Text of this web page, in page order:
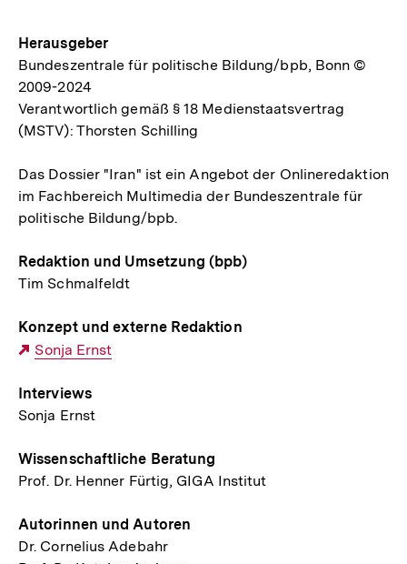
Herausgeber
Bundeszentrale für politische Bildung/bpb, Bonn ©
2009-2024
Verantwortlich gemäß § 18 Medienstaatsvertrag
(MSTV): Thorsten Schilling
Das Dossier "Iran" ist ein Angebot der Onlineredaktion
im Fachbereich Multimedia der Bundeszentrale für
politische Bildung/bpb.
Redaktion und Umsetzung (bpb)
Tim Schmalfeldt
Konzept und externe Redaktion
Externer
Sonja Ernst
Interviews
Sonja Ernst
Wissenschaftliche Beratung
Prof. Dr. Henner Fürtig, GIGA Institut
Autorinnen und Autoren
Dr. Cornelius Adebahr